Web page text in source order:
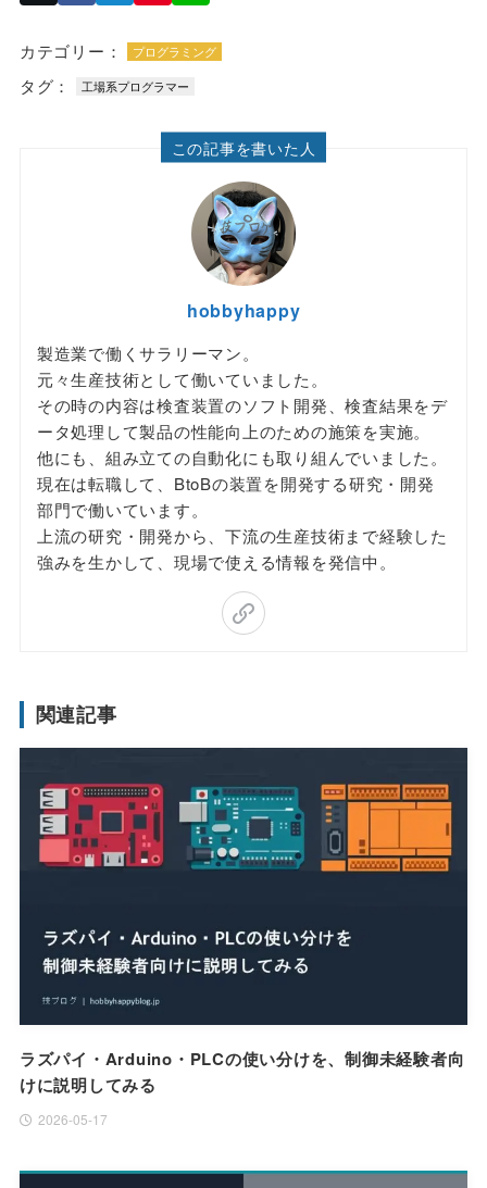
カテゴリー： プログラミング
タグ： 工場系プログラマー
この記事を書いた人
hobbyhappy
製造業で働くサラリーマン。
元々生産技術として働いていました。
その時の内容は検査装置のソフト開発、検査結果をデ
ータ処理して製品の性能向上のための施策を実施。
他にも、組み立ての自動化にも取り組んでいました。
現在は転職して、BtoBの装置を開発する研究・開発
部門で働いています。
上流の研究・開発から、下流の生産技術まで経験した
強みを生かして、現場で使える情報を発信中。
関連記事
ラズパイ・Arduino・PLCの使い分けを、制御未経験者向
けに説明してみる
2026-05-17